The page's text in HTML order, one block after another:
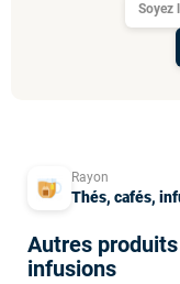
Soyez
Rayon
Thés, cafés,
Autres
infusions